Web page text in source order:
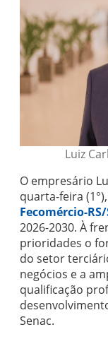
Luiz
O empresário
quarta-feira
Fecomércio-
2026-2030. À
prioridades o
do setor
negócios e a
qualificação
Senac.